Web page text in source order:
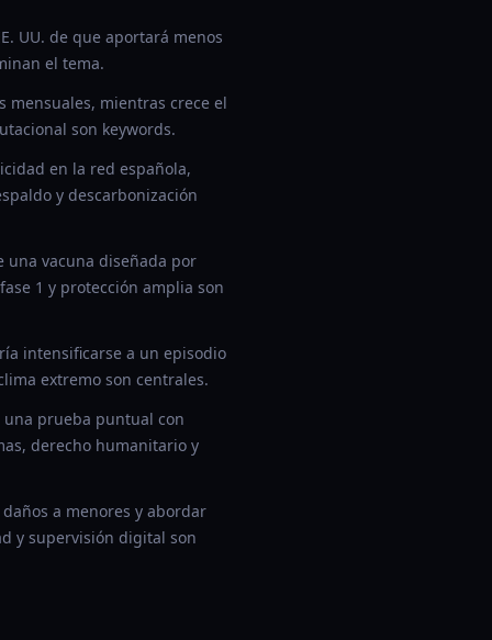
UU. de que aportará menos
el tema.
mensuales, mientras crece el
son keywords.
en la red española,
y descarbonización
vacuna diseñada por
1 y protección amplia son
intensificarse a un episodio
extremo son centrales.
prueba puntual con
derecho humanitario y
a menores y abordar
y supervisión digital son